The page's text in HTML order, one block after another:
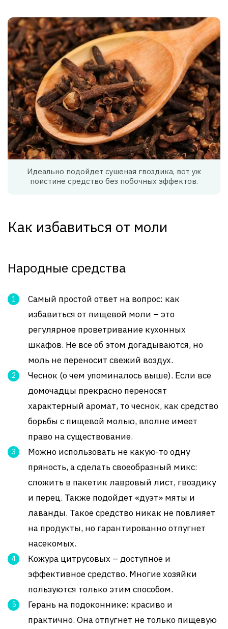
Идеально подойдет сушеная гвоздика, вот уж
поистине средство без побочных эффектов.
Как избавиться от моли
Народные средства
Самый простой ответ на вопрос: как
избавиться от пищевой моли – это
регулярное проветривание кухонных
шкафов. Не все об этом догадываются, но
моль не переносит свежий воздух.
Чеснок (о чем упоминалось выше). Если все
домочадцы прекрасно переносят
характерный аромат, то чеснок, как средство
борьбы с пищевой молью, вполне имеет
право на существование.
Можно использовать не какую-то одну
пряность, а сделать своеобразный микс:
сложить в пакетик лавровый лист, гвоздику
и перец. Также подойдет «дуэт» мяты и
лаванды. Такое средство никак не повлияет
на продукты, но гарантированно отпугнет
насекомых.
Кожура цитрусовых – доступное и
эффективное средство. Многие хозяйки
пользуются только этим способом.
Герань на подоконнике: красиво и
практично. Она отпугнет не только пищевую